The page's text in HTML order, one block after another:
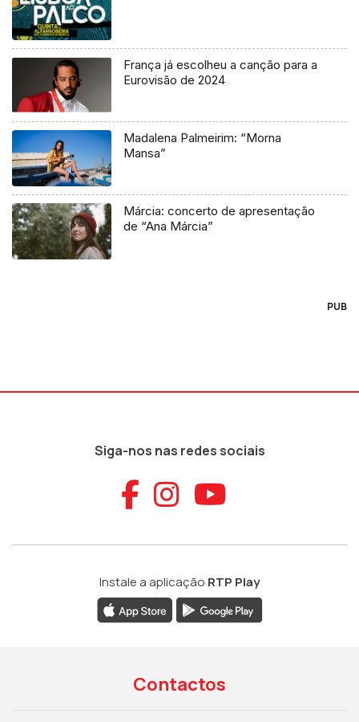
França já escolheu a canção para a
Eurovisão de 2024
Madalena Palmeirim: “Morna
Mansa”
Márcia: concerto de apresentação
de “Ana Márcia”
PUB
Siga-nos nas redes sociais
Aceder ao
Aceder ao
Aceder
Instale a aplicação RTP Play
Contactos